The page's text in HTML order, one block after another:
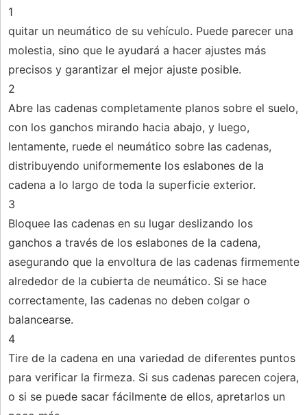
1
quitar un neumático de su vehículo. Puede parecer una
molestia, sino que le ayudará a hacer ajustes más
precisos y garantizar el mejor ajuste posible.
2
Abre las cadenas completamente planos sobre el suelo,
con los ganchos mirando hacia abajo, y luego,
lentamente, ruede el neumático sobre las cadenas,
distribuyendo uniformemente los eslabones de la
cadena a lo largo de toda la superficie exterior.
3
Bloquee las cadenas en su lugar deslizando los
ganchos a través de los eslabones de la cadena,
asegurando que la envoltura de las cadenas firmemente
alrededor de la cubierta de neumático. Si se hace
correctamente, las cadenas no deben colgar o
balancearse.
4
Tire de la cadena en una variedad de diferentes puntos
para verificar la firmeza. Si sus cadenas parecen cojera,
o si se puede sacar fácilmente de ellos, apretarlos un